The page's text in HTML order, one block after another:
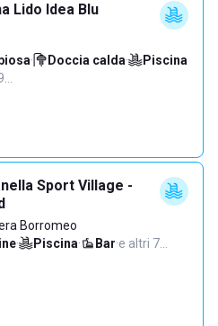
Lido Idea Blu
· Doccia calda·
Piscina
Sport Village -
Borromeo
· Piscina· Bar·e altri 7…